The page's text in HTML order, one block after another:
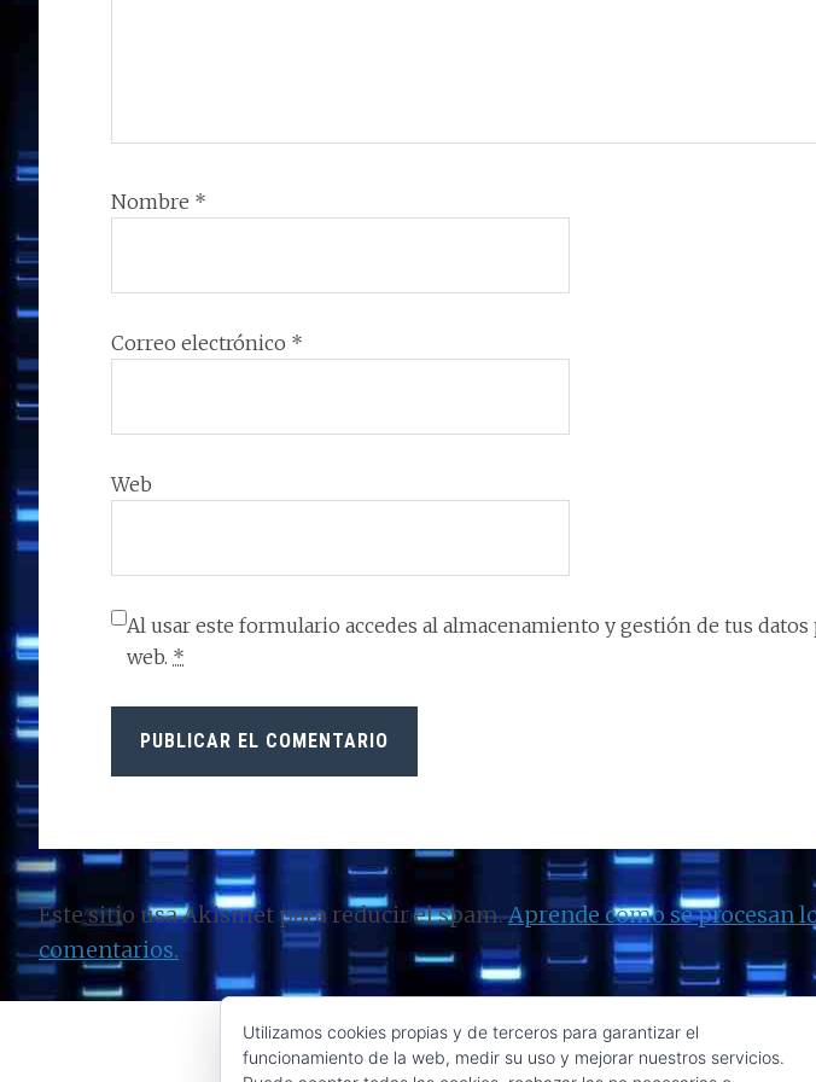
Nombre *
Correo electrónico *
Web
Al usar este formulario accedes al almacenamiento y gestión de tus datos
web. *
Este sitio usa Akismet para reducir el spam.Aprende cómo se procesan
comentarios.
Utilizamos cookies propias y de terceros para garantizar el
funcionamiento de la web, medir su uso y mejorar nuestros servicios.